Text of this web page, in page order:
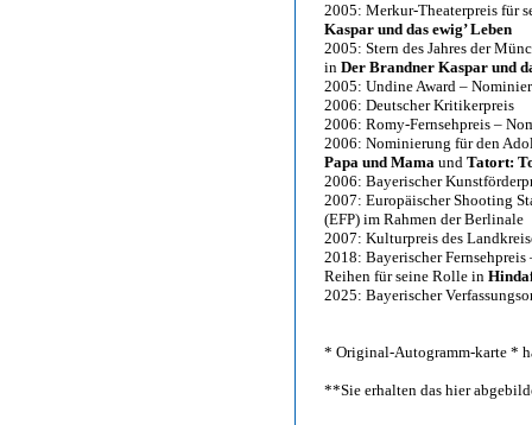
2005: Merkur-Theaterpreis für
Kaspar und das ewig’ Leben
2005: Stern des Jahres der
in Der Brandner Kaspar und
2005: Undine Award –
2006: Deutscher Kritikerpreis
2006: Romy-Fernsehpreis –
2006: Nominierung für den
Papa und Mama und Tatort:
2006: Bayerischer
2007: Europäischer Shooting
(EFP) im Rahmen der Berlinale
2007: Kulturpreis des
2018: Bayerischer
Reihen für seine Rolle in
2025: Bayerischer
* Original-Autogramm-karte *
**Sie erhalten das hier